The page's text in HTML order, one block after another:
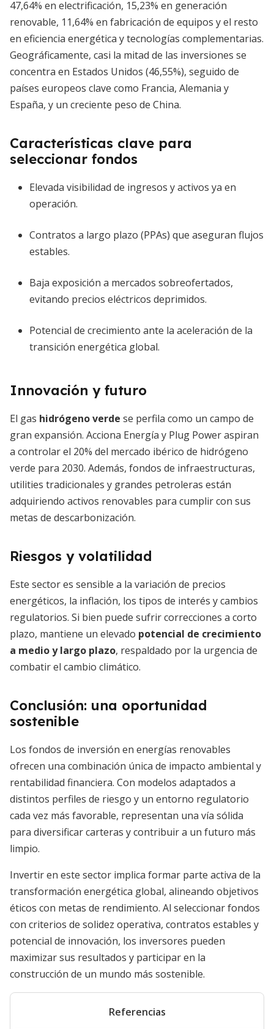
47,64% en electrificación, 15,23% en generación
renovable, 11,64% en fabricación de equipos y el resto
en eficiencia energética y tecnologías complementarias.
Geográficamente, casi la mitad de las inversiones se
concentra en Estados Unidos (46,55%), seguido de
países europeos clave como Francia, Alemania y
España, y un creciente peso de China.
Características clave para
seleccionar fondos
Elevada visibilidad de ingresos y activos ya en
operación.
Contratos a largo plazo (PPAs) que aseguran flujos
estables.
Baja exposición a mercados sobreofertados,
evitando precios eléctricos deprimidos.
Potencial de crecimiento ante la aceleración de la
transición energética global.
Innovación y futuro
El gas hidrógeno verde se perfila como un campo de
gran expansión. Acciona Energía y Plug Power aspiran
a controlar el 20% del mercado ibérico de hidrógeno
verde para 2030. Además, fondos de infraestructuras,
utilities tradicionales y grandes petroleras están
adquiriendo activos renovables para cumplir con sus
metas de descarbonización.
Riesgos y volatilidad
Este sector es sensible a la variación de precios
energéticos, la inflación, los tipos de interés y cambios
regulatorios. Si bien puede sufrir correcciones a corto
plazo, mantiene un elevado potencial de crecimiento
a medio y largo plazo, respaldado por la urgencia de
combatir el cambio climático.
Conclusión: una oportunidad
sostenible
Los fondos de inversión en energías renovables
ofrecen una combinación única de impacto ambiental y
rentabilidad financiera. Con modelos adaptados a
distintos perfiles de riesgo y un entorno regulatorio
cada vez más favorable, representan una vía sólida
para diversificar carteras y contribuir a un futuro más
limpio.
Invertir en este sector implica formar parte activa de la
transformación energética global, alineando objetivos
éticos con metas de rendimiento. Al seleccionar fondos
con criterios de solidez operativa, contratos estables y
potencial de innovación, los inversores pueden
maximizar sus resultados y participar en la
construcción de un mundo más sostenible.
Referencias